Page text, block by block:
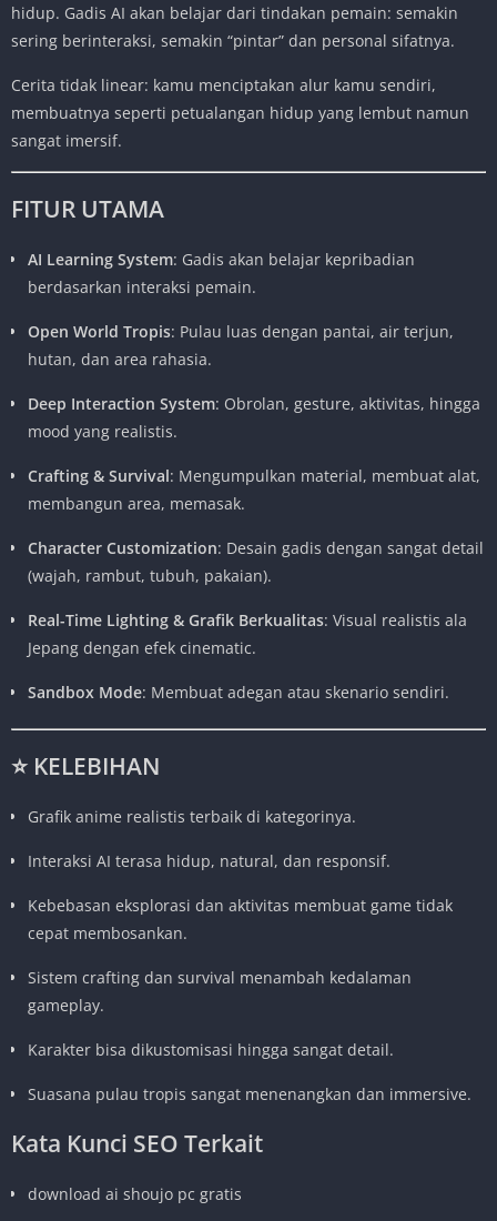
hidup. Gadis AI akan belajar dari tindakan pemain: semakin
sering berinteraksi, semakin “pintar” dan personal sifatnya.
Cerita tidak linear: kamu menciptakan alur kamu sendiri,
membuatnya seperti petualangan hidup yang lembut namun
sangat imersif.
FITUR UTAMA
AI Learning System: Gadis akan belajar kepribadian
berdasarkan interaksi pemain.
Open World Tropis: Pulau luas dengan pantai, air terjun,
hutan, dan area rahasia.
Deep Interaction System: Obrolan, gesture, aktivitas, hingga
mood yang realistis.
Crafting & Survival: Mengumpulkan material, membuat alat,
membangun area, memasak.
Character Customization: Desain gadis dengan sangat detail
(wajah, rambut, tubuh, pakaian).
Real-Time Lighting & Grafik Berkualitas: Visual realistis ala
Jepang dengan efek cinematic.
Sandbox Mode: Membuat adegan atau skenario sendiri.
⭐ KELEBIHAN
Grafik anime realistis terbaik di kategorinya.
Interaksi AI terasa hidup, natural, dan responsif.
Kebebasan eksplorasi dan aktivitas membuat game tidak
cepat membosankan.
Sistem crafting dan survival menambah kedalaman
gameplay.
Karakter bisa dikustomisasi hingga sangat detail.
Suasana pulau tropis sangat menenangkan dan immersive.
Kata Kunci SEO Terkait
download ai shoujo pc gratis